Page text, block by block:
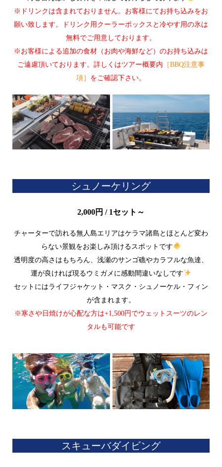
※ドリンクは含まれておりません。お客様にてお持ち込みをお
願い致します。ドリンク用クーラーボックスと冷やす用の氷は
無料でご用意しております。
※お客様による追加の食材（お肉や海鮮など）のお持ち込みは
ご遠慮頂いております。詳しくはツアー概要内 ［BBQ注意事
項］ をご確認下さい。
シュノーケリング
2,000円 / 1セット～
チャーターで訪れる無人島エリアはケラマ諸島とほとんど変わ
らない景観をお楽しみ頂けるスポットです
透明度の高さはもちろん、浅瀬のサンゴ礁やカラフルな魚達、
運が良ければ現るウミガメに感動間違いなしです
セットにはライフジャケット・マスク・シュノーケル・フィン
が含まれます。
※寒さや日焼けが心配な方は+1,500円でウェットスーツのレン
タルも可能です
スキューバダイビング